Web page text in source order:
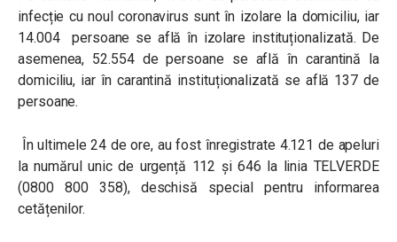
infecție cu noul coronavirus sunt în izolare la domiciliu, iar
14.004 persoane se află în izolare instituționalizată. De
asemenea, 52.554 de persoane se află în carantină la
domiciliu, iar în carantină instituționalizată se află 137 de
persoane.
În ultimele 24 de ore, au fost înregistrate 4.121 de apeluri
la numărul unic de urgență 112 și 646 la linia TELVERDE
(0800 800 358), deschisă special pentru informarea
cetățenilor.